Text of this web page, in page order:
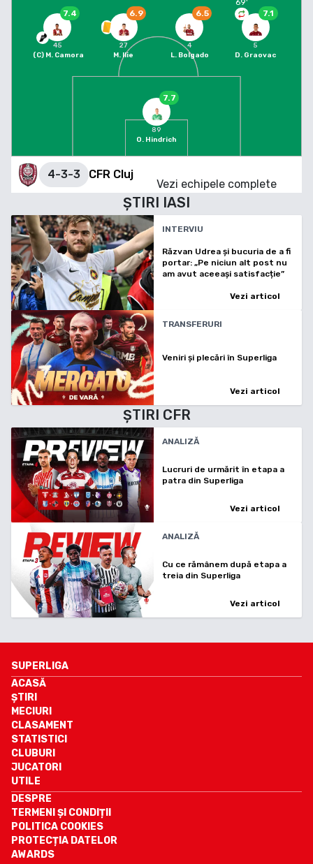
7.4
45
(C) M. Camora
6.9
27
M. Ilie
6.5
4
L. Bolgado
7.1
69'
5
D. Graovac
7.7
89
O. Hindrich
4-3-3 CFR Cluj
Vezi echipele complete
ȘTIRI IASI
INTERVIU
Răzvan Udrea și bucuria de a fi
portar: „Pe niciun alt post nu
am avut aceeași satisfacție”
Vezi articol
TRANSFERURI
Veniri și plecări în Superliga
Vezi articol
ȘTIRI CFR
ANALIZĂ
Lucruri de urmărit în etapa a
patra din Superliga
Vezi articol
ANALIZĂ
Cu ce rămânem după etapa a
treia din Superliga
Vezi articol
SUPERLIGA
ACASĂ
ȘTIRI
MECIURI
CLASAMENT
STATISTICI
CLUBURI
JUCATORI
UTILE
DESPRE
TERMENI ȘI CONDIȚII
POLITICA COOKIES
PROTECȚIA DATELOR
AWARDS